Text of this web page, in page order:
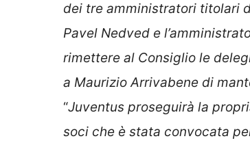
dei tre amministratori titolari
Pavel Nedved e
rimettere al Consiglio le
a Maurizio Arrivabene di
“Juventus proseguirà la
soci che è stata convocata